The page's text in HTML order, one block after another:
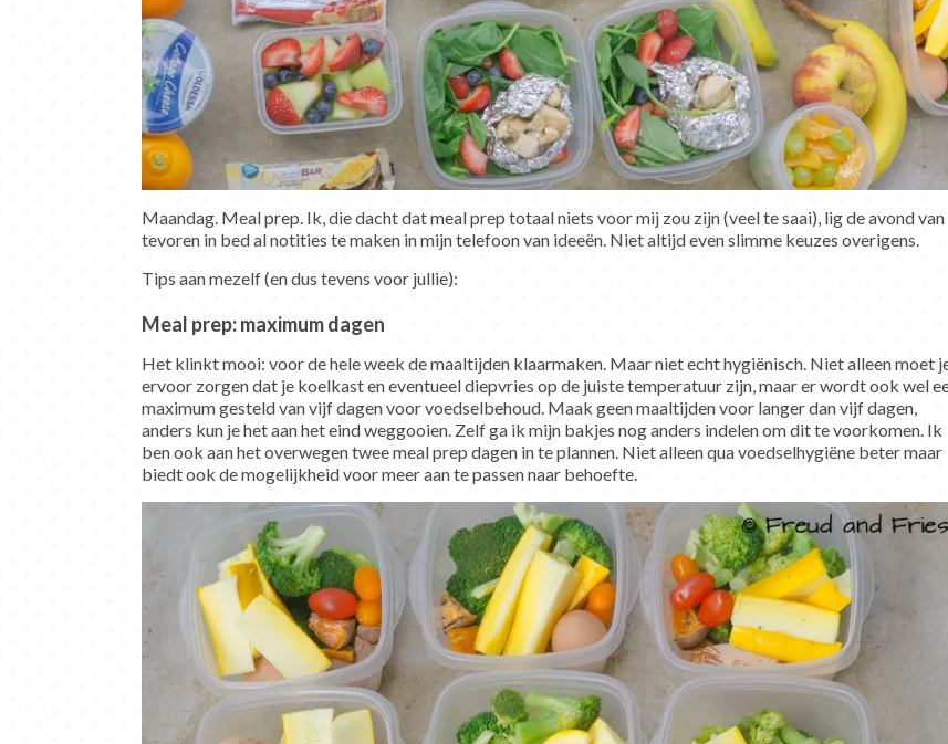
Maandag. Meal prep. Ik, die dacht dat meal prep totaal niets voor mij zou zijn (veel te saai), lig de avond van
tevoren in bed al notities te maken in mijn telefoon van ideeën. Niet altijd even slimme keuzes overigens.
Tips aan mezelf (en dus tevens voor jullie):
Meal prep: maximum dagen
Het klinkt mooi: voor de hele week de maaltijden klaarmaken. Maar niet echt hygiënisch. Niet alleen moet
ervoor zorgen dat je koelkast en eventueel diepvries op de juiste temperatuur zijn, maar er wordt ook wel
maximum gesteld van vijf dagen voor voedselbehoud. Maak geen maaltijden voor langer dan vijf dagen,
anders kun je het aan het eind weggooien. Zelf ga ik mijn bakjes nog anders indelen om dit te voorkomen. Ik
ben ook aan het overwegen twee meal prep dagen in te plannen. Niet alleen qua voedselhygiëne beter maar
biedt ook de mogelijkheid voor meer aan te passen naar behoefte.